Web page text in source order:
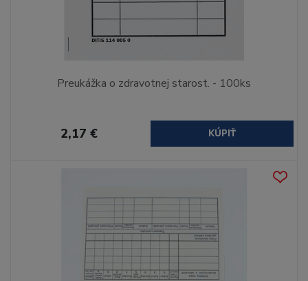
Preukážka o zdravotnej starost. - 100ks
2,17 € KÚPIŤ